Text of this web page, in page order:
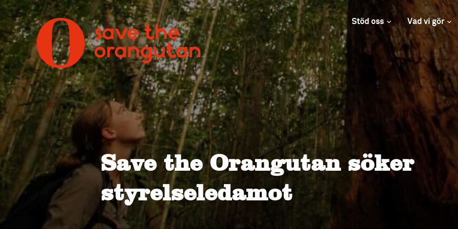
Stöd oss Vad vi gör
Save the Orangutan söker
styrelseledamot